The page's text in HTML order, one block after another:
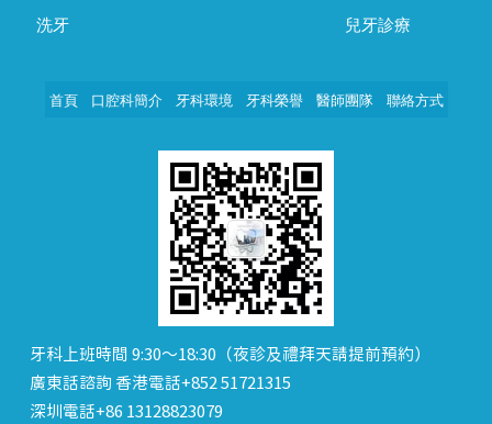
洗牙 兒牙診療
首頁 口腔科簡介 牙科環境 牙科榮譽 醫師團隊 聯絡方式
牙科上班時間 9:30～18:30（夜診及禮拜天請提前預約）
廣東話諮詢 香港電話+852 51721315
深圳電話+86 13128823079